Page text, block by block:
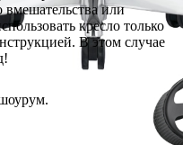
вмешательства или
кресло только
В этом случае